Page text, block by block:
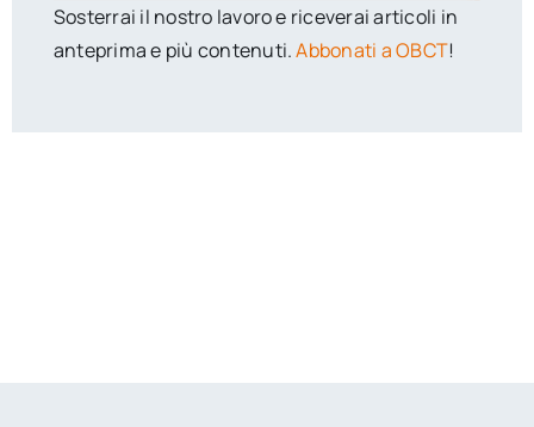
Sosterrai il nostro lavoro e riceverai articoli in
anteprima e più contenuti.Abbonati a OBCT!